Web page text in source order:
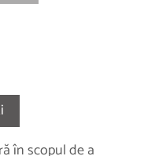
în scopul de a